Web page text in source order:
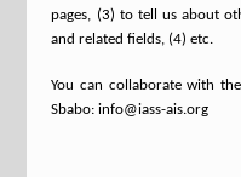
pages, (3) to tell us about
and related fields, (4) etc.
You can collaborate with
Sbabo: info@iass-ais.org